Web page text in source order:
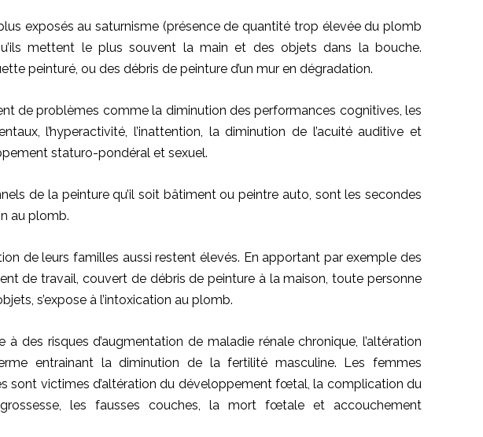
exposés au saturnisme (présence de quantité trop élevée du plomb
mettent le plus souvent la main et des objets dans la bouche.
peinturé, ou des débris de peinture d’un mur en dégradation.
de problèmes comme la diminution des performances cognitives, les
l’hyperactivité, l’inattention, la diminution de l’acuité auditive et
staturo-pondéral et sexuel.
de la peinture qu’il soit bâtiment ou peintre auto, sont les secondes
au plomb.
de leurs familles aussi restent élevés. En apportant par exemple des
de travail, couvert de débris de peinture à la maison, toute personne
s’expose à l’intoxication au plomb.
à des risques d’augmentation de maladie rénale chronique, l’altération
entrainant la diminution de la fertilité masculine. Les femmes
sont victimes d’altération du développement fœtal, la complication du
les fausses couches, la mort fœtale et accouchement